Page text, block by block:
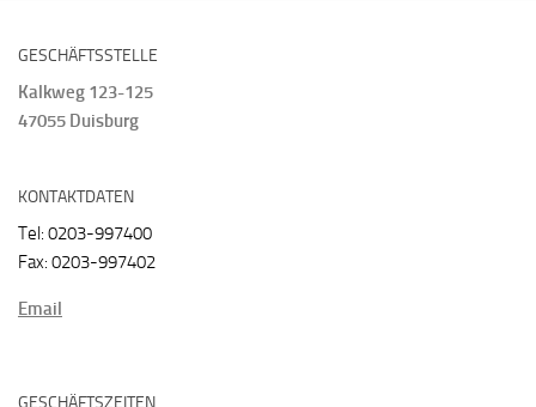
GESCHÄFTSSTELLE
Kalkweg 123-125
47055 Duisburg
KONTAKTDATEN
Tel: 0203-997400
Fax: 0203-997402
Email